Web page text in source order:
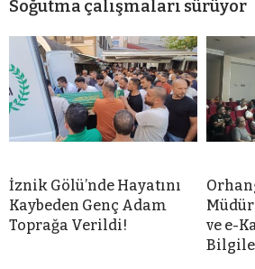
Soğutma çalışmaları sürüyor
İznik Gölü’nde Hayatını
Kaybeden Genç Adam
Toprağa Verildi!
ve e-